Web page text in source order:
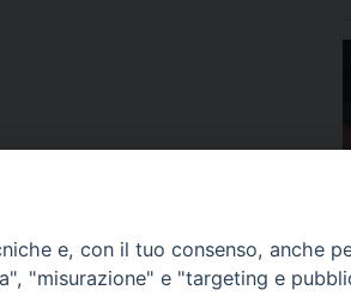
e, con il tuo consenso, anche
"misurazione" e "targeting e